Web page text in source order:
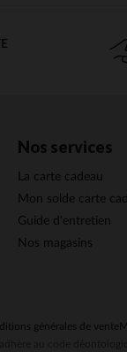
Nos services
La carte cadeau
Mon solde carte
Guide d'entretien
Nos magasins
générales de vente